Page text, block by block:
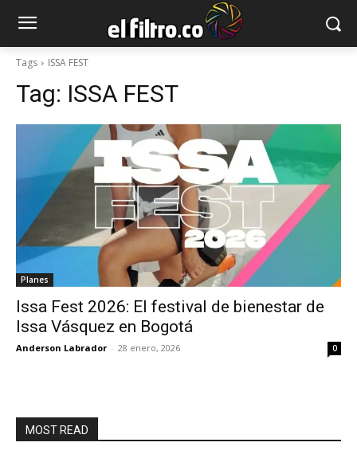
Tags ISSA FEST
Tag: ISSA FEST
Planes
Issa Fest 2026: El festival de bienestar de
Issa Vásquez en Bogotá
Anderson Labrador - 28 enero, 2026 0
MOST READ